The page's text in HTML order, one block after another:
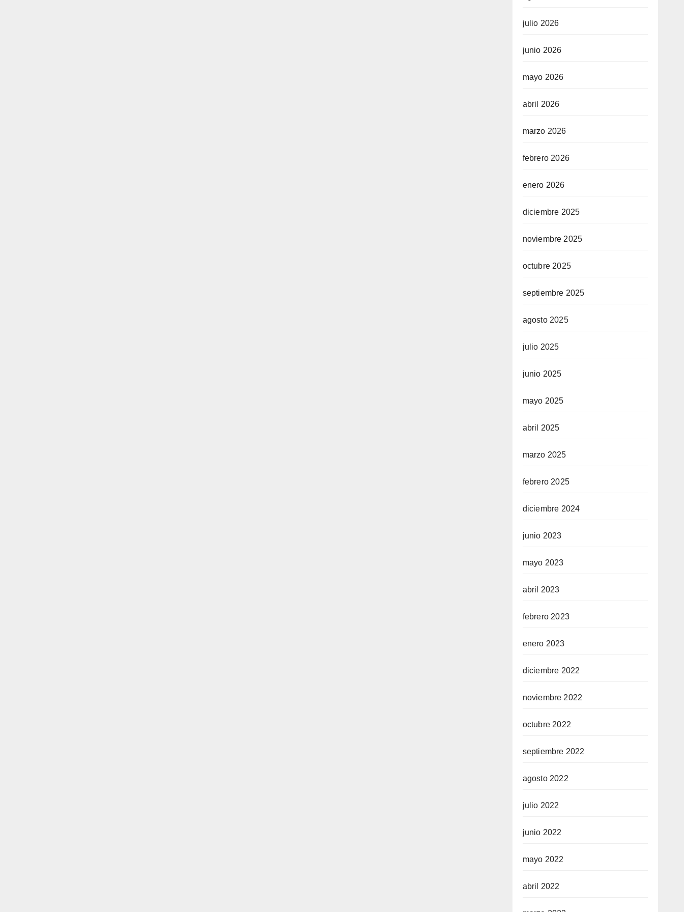
julio 2026
junio 2026
mayo 2026
abril 2026
marzo 2026
febrero 2026
enero 2026
diciembre 2025
noviembre 2025
octubre 2025
septiembre 2025
agosto 2025
julio 2025
junio 2025
mayo 2025
abril 2025
marzo 2025
febrero 2025
diciembre 2024
junio 2023
mayo 2023
abril 2023
febrero 2023
enero 2023
diciembre 2022
noviembre 2022
octubre 2022
septiembre 2022
agosto 2022
julio 2022
junio 2022
mayo 2022
abril 2022